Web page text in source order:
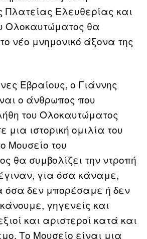
Ελευθερίας και
Ολοκαυτώματος θα
νέο μνημονικό άξονα της
Εβραίους, ο Γιάννης
ο άνθρωπος που
του Ολοκαυτώματος
μια ιστορική ομιλία του
Μουσείο του
θα συμβολίζει την ντροπή
για όσα κάναμε,
όσα δεν μπορέσαμε ή δεν
γηγενείς και
και αριστεροί κατά και
Το Μουσείο είναι μια